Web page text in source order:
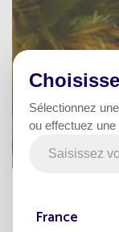
Sélectionnez
ou effectuez
France